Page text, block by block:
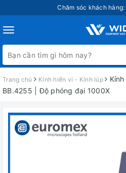
Chăm sóc khách hàng:
Toggle
navigation
Trang chủ Kính hiển vi - Kính lúp
BB.4255 | Độ phóng đại 1000X